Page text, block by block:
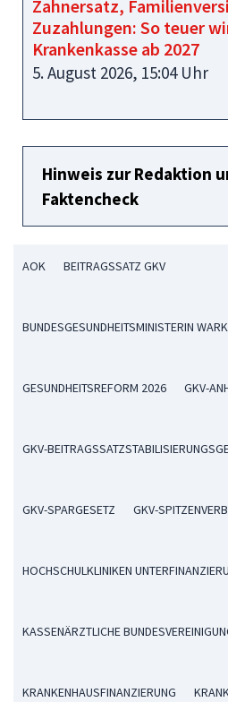
Zahnersatz,
Zuzahlungen: So teuer
Krankenkasse ab 2027
5. August 2026, 15:04 Uhr
Hinweis zur Redaktion
Faktencheck
AOK BEITRAGSSATZ GKV
BUNDESGESUNDHEITSMINISTERIN
GESUNDHEITSREFORM 2026 GKV-
GKV-
GKV-SPARGESETZ GKV-
HOCHSCHULKLINIKEN
KASSENÄRZTLICHE
KRANKENHAUSFINANZIERUNG